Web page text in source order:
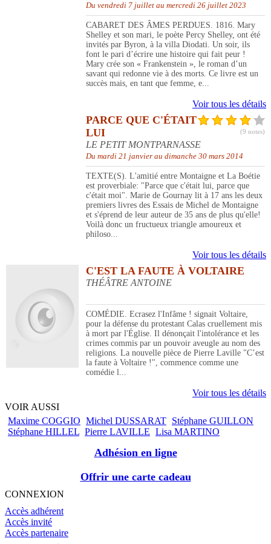
Du vendredi 7 juillet au mercredi 26 juillet 2023
CABARET DES ÂMES PERDUES. 1816. Mary
Shelley et son mari, le poète Percy Shelley, ont été
invités par Byron, à la villa Diodati. Un soir, ils
font le pari d’écrire une histoire qui fait peur !
Mary crée son « Frankenstein », le roman d’un
savant qui redonne vie à des morts. Ce livre est un
succès mais, en tant que femme, e...
Voir tous les détails
(9 notes)
PARCE QUE C'ÉTAIT
LUI
LE PETIT MONTPARNASSE
Du mardi 21 janvier au dimanche 30 mars 2014
TEXTE(S). L'amitié entre Montaigne et La Boétie
est proverbiale: "Parce que c'était lui, parce que
c'était moi". Marie de Gournay lit à 17 ans les deux
premiers livres des Essais de Michel de Montaigne
et s'éprend de leur auteur de 35 ans de plus qu'elle!
Voilà donc un fructueux triangle amoureux et
philoso...
Voir tous les détails
C'EST LA FAUTE À VOLTAIRE
THÉÂTRE ANTOINE
COMÉDIE. Ecrasez l'Infâme ! signait Voltaire,
pour la défense du protestant Calas cruellement mis
à mort par l'Église. Il dénonçait l'intolérance et les
crimes commis par un pouvoir aveugle au nom des
religions. La nouvelle pièce de Pierre Laville "C’est
la faute à Voltaire !", commence comme une
comédie l...
Voir tous les détails
VOIR AUSSI
Maxime COGGIO Michel DUSSARAT Stéphane GUILLON
Stéphane HILLEL Pierre LAVILLE Lisa MARTINO
Adhésion en ligne
Offrir une carte cadeau
CONNEXION
Accès adhérent
Accès invité
Accès partenaire